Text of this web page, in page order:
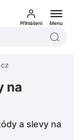
Přihlášení Menu
na
a slevy na